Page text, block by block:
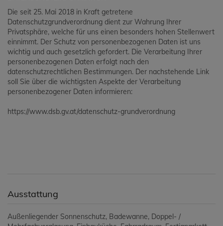
Die seit 25. Mai 2018 in Kraft getretene
Datenschutzgrundverordnung dient zur Wahrung Ihrer
Privatsphäre, welche für uns einen besonders hohen Stellenwert
einnimmt. Der Schutz von personenbezogenen Daten ist uns
wichtig und auch gesetzlich gefordert. Die Verarbeitung Ihrer
personenbezogenen Daten erfolgt nach den
datenschutzrechtlichen Bestimmungen. Der nachstehende Link
soll Sie über die wichtigsten Aspekte der Verarbeitung
personenbezogener Daten informieren:
https://www.dsb.gv.at/datenschutz-grundverordnung
Ausstattung
Außenliegender Sonnenschutz Badewanne Doppel- /